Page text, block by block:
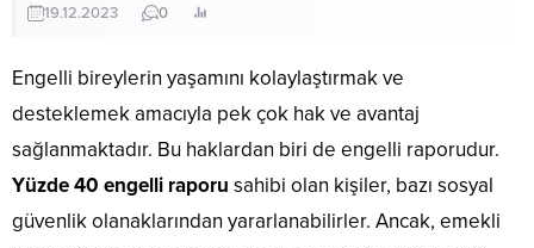
19.12.2023 0
Engelli bireylerin yaşamını kolaylaştırmak ve
desteklemek amacıyla pek çok hak ve avantaj
sağlanmaktadır. Bu haklardan biri de engelli raporudur.
Yüzde 40 engelli raporu sahibi olan kişiler, bazı sosyal
güvenlik olanaklarından yararlanabilirler. Ancak, emekli